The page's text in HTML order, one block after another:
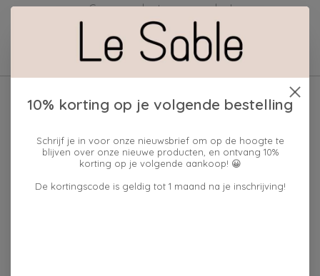
Geen producten gevonden!
10% korting op je volgende bestelling
Schrijf je in voor onze nieuwsbrief om op de hoogte te
blijven over onze nieuwe producten, en ontvang 10%
korting op je volgende aankoop! 😀
De kortingscode is geldig tot 1 maand na je inschrijving!